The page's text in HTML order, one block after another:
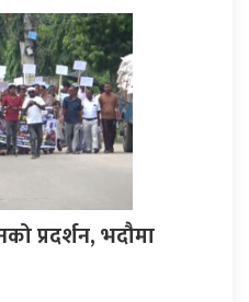
प्रदर्शन, भदौमा